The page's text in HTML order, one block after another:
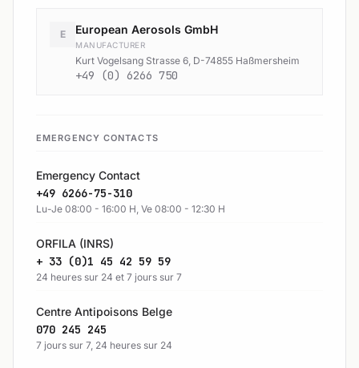
E European Aerosols GmbH
MANUFACTURER
Kurt Vogelsang Strasse 6, D-74855 Haßmersheim
+49 (0) 6266 750
EMERGENCY CONTACTS
Emergency Contact
+49 6266-75-310
Lu-Je 08:00 - 16:00 H, Ve 08:00 - 12:30 H
ORFILA (INRS)
+ 33 (0)1 45 42 59 59
24 heures sur 24 et 7 jours sur 7
Centre Antipoisons Belge
070 245 245
7 jours sur 7, 24 heures sur 24